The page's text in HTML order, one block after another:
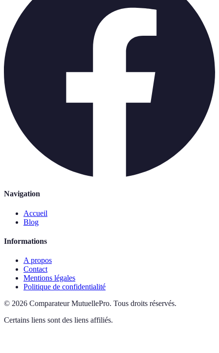
Navigation
Accueil
Blog
Informations
A propos
Contact
Mentions légales
Politique de confidentialité
© 2026 Comparateur MutuellePro. Tous droits réservés.
Certains liens sont des liens affiliés.